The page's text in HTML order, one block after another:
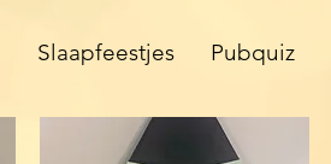
Slaapfeestjes Pubquiz